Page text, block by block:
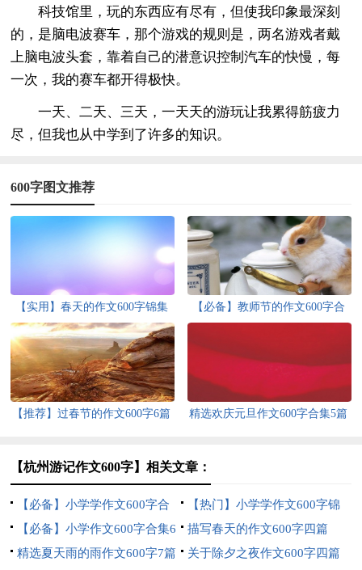
科技馆里，玩的东西应有尽有，但使我印象最深刻
的，是脑电波赛车，那个游戏的规则是，两名游戏者戴
上脑电波头套，靠着自己的潜意识控制汽车的快慢，每
一次，我的赛车都开得极快。
一天、二天、三天，一天天的游玩让我累得筋疲力
尽，但我也从中学到了许多的知识。
600字图文推荐
【实用】春天的作文600字锦集
十篇
【必备】教师节的作文600字合
【推荐】过春节的作文600字6篇 精选欢庆元旦作文600字合集5篇
【杭州游记作文600字】相关文章：
【必备】小学学作文600字合
集六篇
【热门】小学学作文600字锦
集6篇
【必备】小学作文600字合集6
篇
描写春天的作文600字四篇
精选夏天雨的雨作文600字7篇
关于除夕之夜作文600字四篇